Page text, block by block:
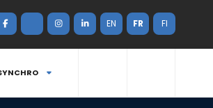
EN FR FI